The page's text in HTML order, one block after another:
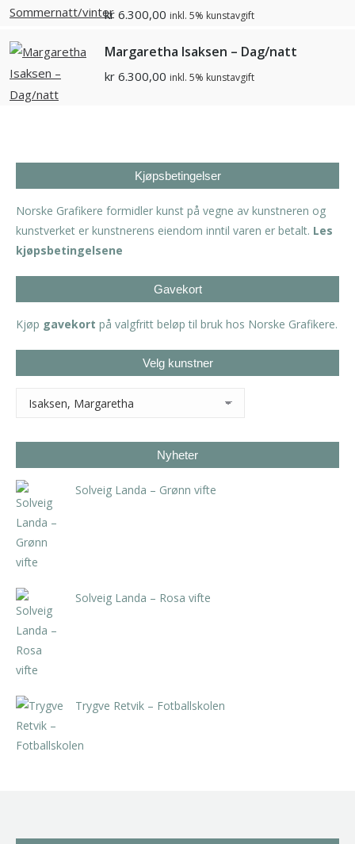
kr 6.300,00 inkl. 5% kunstavgift
Margaretha Isaksen – Dag/natt
kr 6.300,00 inkl. 5% kunstavgift
Kjøpsbetingelser
Norske Grafikere formidler kunst på vegne av kunstneren og
kunstverket er kunstnerens eiendom inntil varen er betalt. Les
kjøpsbetingelsene
Gavekort
Kjøp gavekort på valgfritt beløp til bruk hos Norske Grafikere.
Velg kunstner
Nyheter
Solveig Landa – Grønn vifte
Solveig Landa – Rosa vifte
Trygve Retvik – Fotballskolen